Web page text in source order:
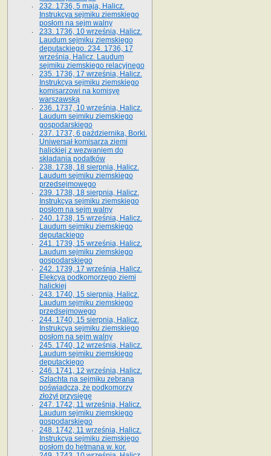
232. 1736, 5 maja, Halicz.
Instrukcya sejmiku ziemskiego
posłom na sejm walny
233. 1736, 10 września, Halicz.
Laudum sejmiku ziemskiego
deputackiego. 234. 1736, 17
września, Halicz. Laudum
sejmiku ziemskiego relacyjnego
235. 1736, 17 września, Halicz.
Instrukcya sejmiku ziemskiego
komisarzowi na komisyę
warszawską
236. 1737, 10 września, Halicz.
Laudum sejmiku ziemskiego
gospodarskiego
237. 1737, 6 października, Borki.
Uniwersał komisarza ziemi
halickiej z wezwaniem do
składania podatków
238. 1738, 18 sierpnia, Halicz.
Laudum sejmiku ziemskiego
przedsejmowego
239. 1738, 18 sierpnia, Halicz.
Instrukcya sejmiku ziemskiego
posłom na sejm walny
240. 1738, 15 września, Halicz.
Laudum sejmiku ziemskiego
deputackiego
241. 1739, 15 września, Halicz.
Laudum sejmiku ziemskiego
gospodarskiego
242. 1739, 17 września, Halicz.
Elekcya podkomorzego ziemi
halickiej
243. 1740, 15 sierpnia, Halicz.
Laudum sejmiku ziemskiego
przedsejmowego
244. 1740, 15 sierpnia, Halicz.
Instrukcya sejmiku ziemskiego
posłom na sejm walny
245. 1740, 12 września, Halicz.
Laudum sejmiku ziemskiego
deputackiego
246. 1741, 12 września, Halicz.
Szlachta na sejmiku zebrana
poświadcza, że podkomorzy
złożył przysięgę
247. 1742, 11 września, Halicz.
Laudum sejmiku ziemskiego
gospodarskiego
248. 1742, 11 września, Halicz.
Instrukcya sejmiku ziemskiego
posłom do hetmana w. kor.